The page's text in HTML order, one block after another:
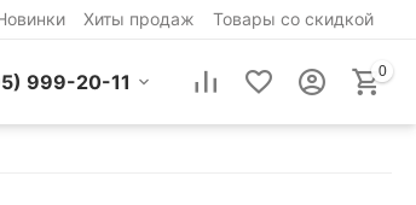
Хиты продаж Товары со скидкой
999-20-11 0